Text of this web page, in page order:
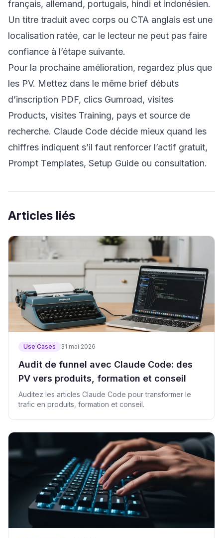
français, allemand, portugais, hindi et indonésien.
Un titre traduit avec corps ou CTA anglais est une
localisation ratée, car le lecteur ne peut pas faire
confiance à l’étape suivante.
Pour la prochaine amélioration, regardez plus que
les PV. Mettez dans le même brief débuts
d’inscription PDF, clics Gumroad, visites
Products, visites Training, pays et source de
recherche. Claude Code décide mieux quand les
chiffres indiquent s’il faut renforcer l’actif gratuit,
Prompt Templates, Setup Guide ou consultation.
Articles liés
Use Cases 31 mai 2026
Audit de funnel avec Claude Code: des
PV vers produits, formation et conseil
Auditez les articles Claude Code pour transformer le
trafic en produits, formation et conseil.